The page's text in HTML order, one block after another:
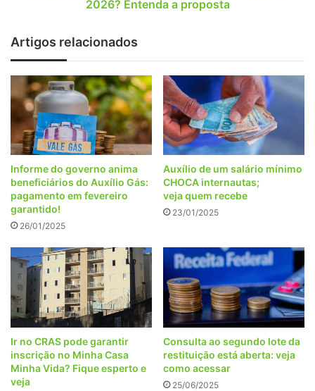
2026? Entenda a proposta
Artigos relacionados
Informe do governo anima
beneficiários do Auxílio Gás:
pagamento em fevereiro
garantido!
26/01/2025
Auxílio de um salário mínimo
CHOCA internautas;
veja quem recebe
23/01/2025
Ir no CRAS pode garantir
inscrição no Minha Casa
Minha Vida? Fique esperto e
veja
Consulta ao segundo lote da
restituição está aberta: veja
como acessar
25/06/2025